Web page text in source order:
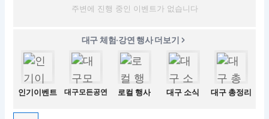
주변에 진행 중인 이벤트가 없습니다
대구 체험·강연 행사 더보기
인기이벤트 대구모든공연 로컬 행사 대구 소식 대구 총정리